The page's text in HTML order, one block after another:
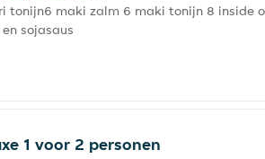
tonijn6 maki zalm 6 maki tonijn 8 inside
sojasaus
1 voor 2 personen